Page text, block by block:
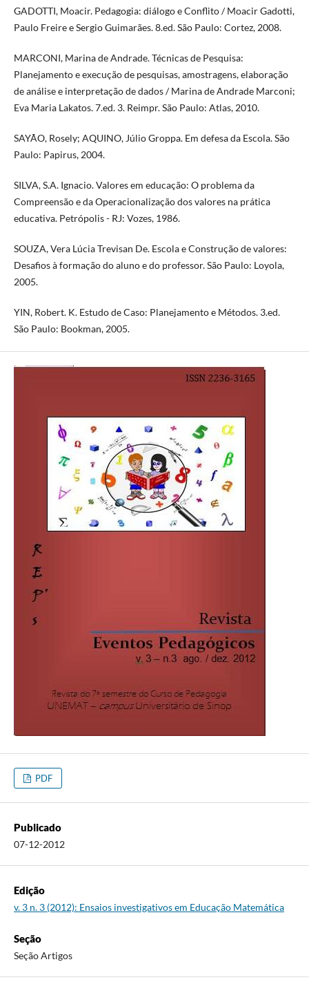
GADOTTI, Moacir. Pedagogia: diálogo e Conflito / Moacir Gadotti,
Paulo Freire e Sergio Guimarães. 8.ed. São Paulo: Cortez, 2008.
MARCONI, Marina de Andrade. Técnicas de Pesquisa:
Planejamento e execução de pesquisas, amostragens, elaboração
de análise e interpretação de dados / Marina de Andrade Marconi;
Eva Maria Lakatos. 7.ed. 3. Reimpr. São Paulo: Atlas, 2010.
SAYÃO, Rosely; AQUINO, Júlio Groppa. Em defesa da Escola. São
Paulo: Papirus, 2004.
SILVA, S.A. Ignacio. Valores em educação: O problema da
Compreensão e da Operacionalização dos valores na prática
educativa. Petrópolis - RJ: Vozes, 1986.
SOUZA, Vera Lúcia Trevisan De. Escola e Construção de valores:
Desafios à formação do aluno e do professor. São Paulo: Loyola,
2005.
YIN, Robert. K. Estudo de Caso: Planejamento e Métodos. 3.ed.
São Paulo: Bookman, 2005.
PDF
Publicado
07-12-2012
Edição
v. 3 n. 3 (2012): Ensaios investigativos em Educação Matemática
Seção
Seção Artigos